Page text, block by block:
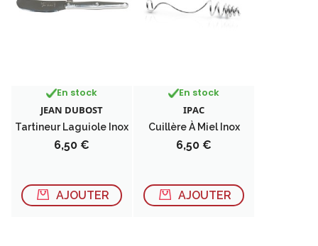
En stock
JEAN DUBOST
Tartineur Laguiole Inox
Prix
6,50 €
AJOUTER
En stock
IPAC
Cuillère À Miel Inox
Prix
6,50 €
AJOUTER